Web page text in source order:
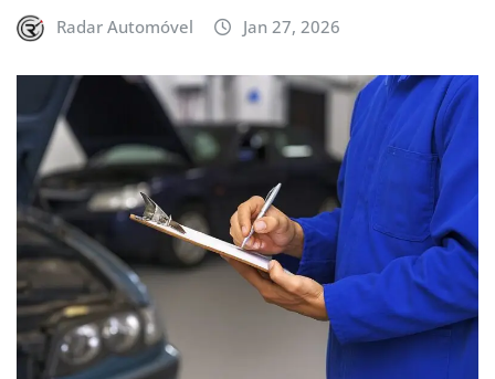
Radar Automóvel Jan 27, 2026